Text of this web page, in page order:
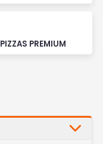
PIZZAS PREMIUM